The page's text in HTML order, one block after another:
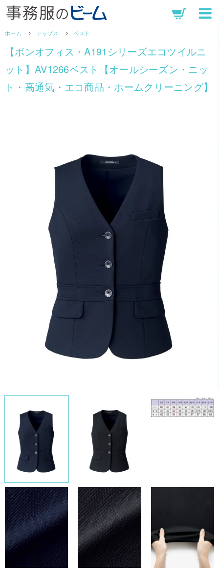
ホーム トップス ベスト
【ボンオフィス・A191シリーズエコツイルニ
ット】AV1266ベスト【オールシーズン・ニッ
ト・高通気・エコ商品・ホームクリーニング】